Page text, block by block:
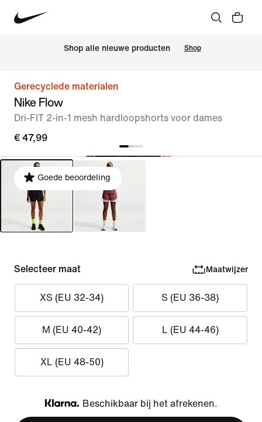
Shop alle nieuwe producten Shop
Gerecyclede materialen
Nike Flow
Dri-FIT 2-in-1 mesh hardloopshorts voor dames
€ 47,99
Goede beoordeling
Selecteer maat Maatwijzer
XS (EU 32-34) S (EU 36-38)
M (EU 40-42) L (EU 44-46)
XL (EU 48-50)
Klarna
Beschikbaar bij het afrekenen.